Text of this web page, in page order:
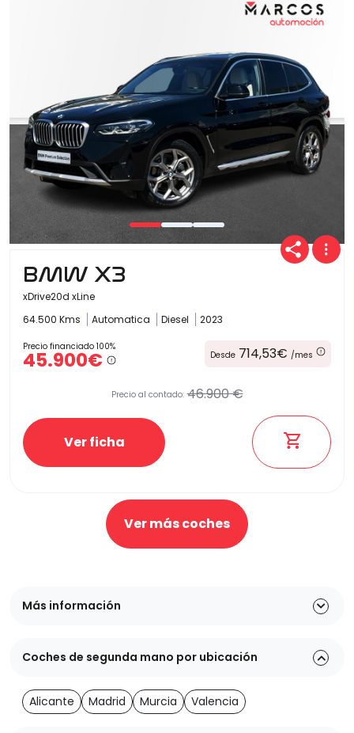
BMW X3
xDrive20d xLine
64.500 Kms
Automatica Diesel 2023
Precio financiado 100%
45.900€ Desde 714,53€ /mes
Precio al contado: 46.900 €
Ver ficha
Ver más coches
Más información
Coches de segunda mano por ubicación
Alicante Madrid Murcia Valencia